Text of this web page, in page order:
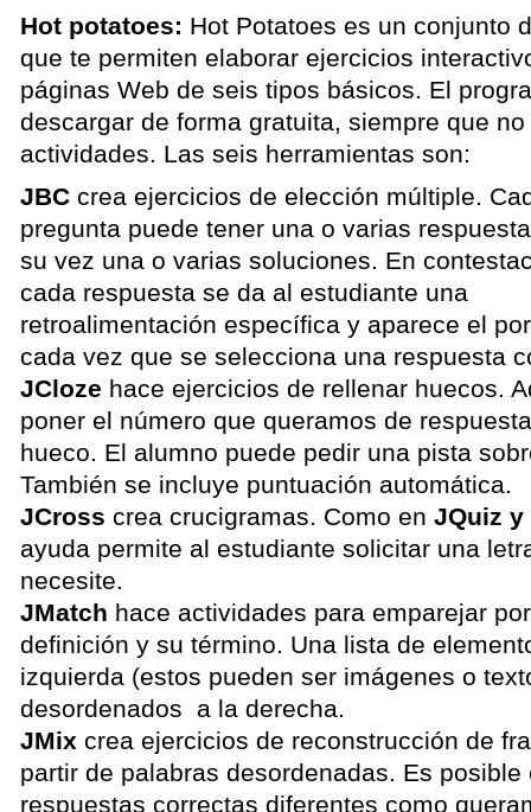
Hot potatoes: Hot Potatoes es un conjunto
que te permiten elaborar ejercicios
páginas Web de seis tipos básicos. El
descargar de forma gratuita, siempre que
actividades. Las seis herramientas son:
JBC crea ejercicios de elección múltiple.
pregunta puede tener una o varias
su vez una o varias soluciones. En
cada respuesta se da al estudiante una
retroalimentación específica y aparece el
cada vez que se selecciona una respuesta
JCloze hace ejercicios de rellenar huecos.
poner el número que queramos de
hueco. El alumno puede pedir una pista
También se incluye puntuación automática.
JCross crea crucigramas. Como en JQuiz y
ayuda permite al estudiante solicitar una
necesite.
JMatch hace actividades para emparejar
definición y su término. Una lista de
izquierda (estos pueden ser imágenes o
desordenados a la derecha.
JMix crea ejercicios de reconstrucción de
partir de palabras desordenadas. Es
respuestas correctas diferentes como